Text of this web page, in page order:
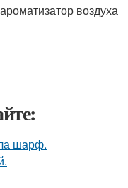
воздуха
шарф.